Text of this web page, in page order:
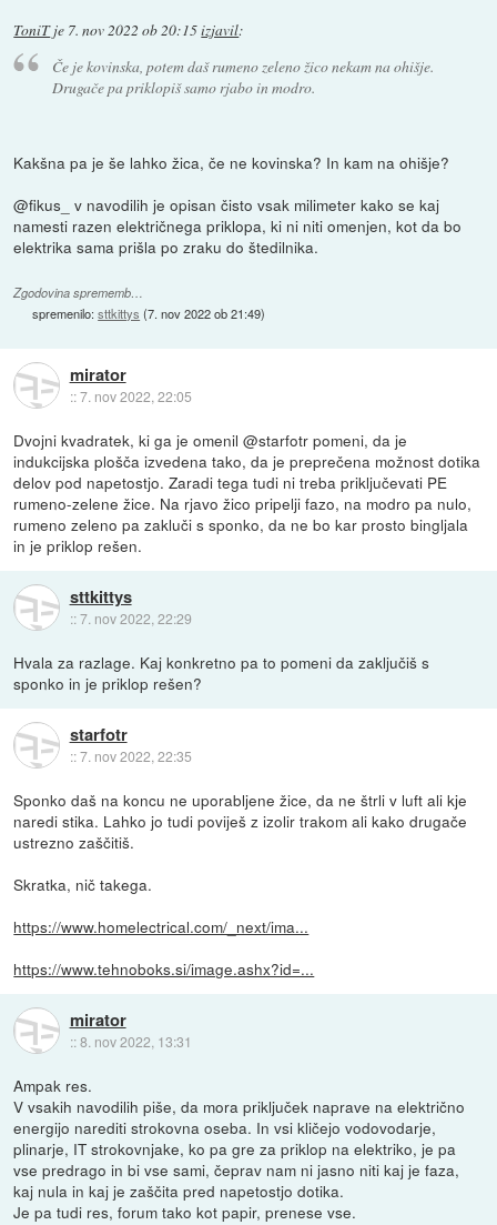
ToniTje 7. nov 2022 ob 20:15izjavil:
Če je kovinska, potem daš rumeno zeleno žico nekam na ohišje.
Drugače pa priklopiš samo rjabo in modro.
Kakšna pa je še lahko žica, če ne kovinska? In kam na ohišje?
@fikus_ v navodilih je opisan čisto vsak milimeter kako se kaj
namesti razen električnega priklopa, ki ni niti omenjen, kot da bo
elektrika sama prišla po zraku do štedilnika.
Zgodovina sprememb…
spremenilo:sttkittys (7. nov 2022 ob 21:49)
mirator
::7. nov 2022, 22:05
Dvojni kvadratek, ki ga je omenil @starfotr pomeni, da je
indukcijska plošča izvedena tako, da je preprečena možnost dotika
delov pod napetostjo. Zaradi tega tudi ni treba priključevati PE
rumeno-zelene žice. Na rjavo žico pripelji fazo, na modro pa nulo,
rumeno zeleno pa zakluči s sponko, da ne bo kar prosto bingljala
in je priklop rešen.
sttkittys
::7. nov 2022, 22:29
Hvala za razlage. Kaj konkretno pa to pomeni da zaključiš s
sponko in je priklop rešen?
starfotr
::7. nov 2022, 22:35
Sponko daš na koncu ne uporabljene žice, da ne štrli v luft ali kje
naredi stika. Lahko jo tudi poviješ z izolir trakom ali kako drugače
ustrezno zaščitiš.
Skratka, nič takega.
https://www.homelectrical.com/_next/ima...
https://www.tehnoboks.si/image.ashx?id=...
mirator
::8. nov 2022, 13:31
Ampak res.
V vsakih navodilih piše, da mora priključek naprave na električno
energijo narediti strokovna oseba. In vsi kličejo vodovodarje,
plinarje, IT strokovnjake, ko pa gre za priklop na elektriko, je pa
vse predrago in bi vse sami, čeprav nam ni jasno niti kaj je faza,
kaj nula in kaj je zaščita pred napetostjo dotika.
Je pa tudi res, forum tako kot papir, prenese vse.